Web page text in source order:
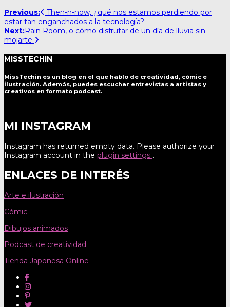
Post
navigation
Previous:
Then-n-now, ¿qué nos estamos perdiendo por
estar tan enganchados a la tecnología?
Next:Rain Room, o cómo disfrutar de un día de lluvia sin
mojarte
MISSTECHIN
MissTechin es un blog en el que hablo de creatividad, cómic e
ilustración. Además, puedes escuchar entrevistas a artistas y
creativos en formato podcast.
MI INSTAGRAM
Instagram has returned empty data. Please authorize your
Instagram account in the plugin settings .
ENLACES DE INTERÉS
Arte e ilustración
Cómic
Dibujos animados
Podcast de creatividad
Tienda Japonesa Online